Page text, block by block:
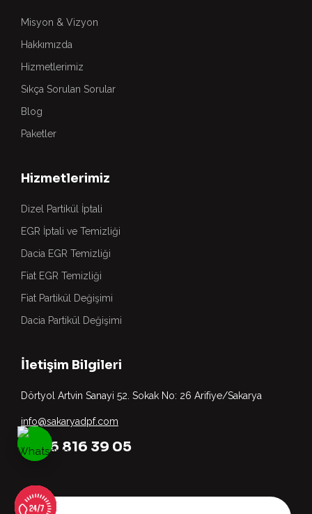
Misyon & Vizyon
Hakkımızda
Hizmetlerimiz
Sıkça Sorulan Sorular
Blog
Paketler
Hizmetlerimiz
Dizel Partikül İptali
EGR İptali ve Temizliği
Dacia EGR Temizliği
Fiat EGR Temizliği
Fiat Partikül Değişimi
Dacia Partikül Değişimi
İletişim Bilgileri
Dörtyol Artvin Sanayi 52. Sokak No: 26 Arifiye/Sakarya
0536 816 39 05
info@sakaryadpf.com